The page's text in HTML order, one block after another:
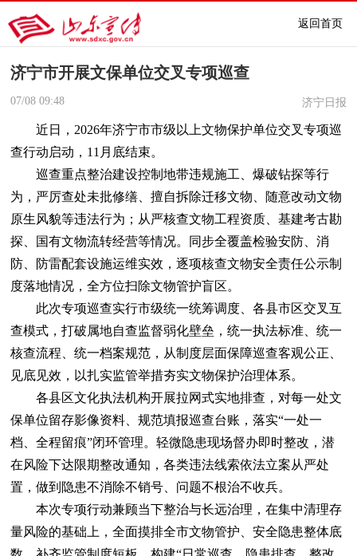
返回首页
济宁市开展文保单位交叉专项巡查
07/08 09:48 济宁日报
近日，2026年济宁市市级以上文物保护单位交叉专项巡
查行动启动，11月底结束。
巡查重点整治建设控制地带违规施工、爆破钻探等行
为，严厉查处未批修缮、擅自拆除迁移文物、随意改动文物
原生风貌等违法行为；从严核查文物工程资质、基建考古勘
探、国有文物流转经营等情况。同步全覆盖检验安防、消
防、防雷配套设施运维实效，逐项核查文物安全责任公示制
度落地情况，全方位扫除文物管护盲区。
此次专项巡查实行市级统一统筹调度、各县市区交叉互
查模式，打破属地自查监督弱化壁垒，统一执法标准、统一
核查流程、统一档案规范，从制度层面保障巡查客观公正、
见底见效，以扎实监管举措夯实文物保护治理体系。
各县区文化执法机构开展拉网式实地排查，对每一处文
保单位留存影像资料、规范填报巡查台账，落实“一处一
档、全程留痕”闭环管理。轻微隐患现场督办即时整改，潜
在风险下达限期整改通知，各类违法线索依法立案从严处
置，做到隐患不消除不销号、问题不根治不收兵。
本次专项行动兼顾当下整治与长远治理，在集中清理存
量风险的基础上，全面摸排全市文物管护、安全隐患整体底